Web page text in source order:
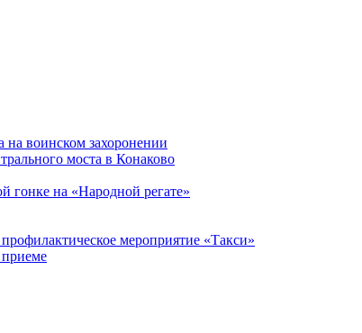
на воинском захоронении
моста в Конаково
гонке на «Народной регате»
мероприятие «Такси»